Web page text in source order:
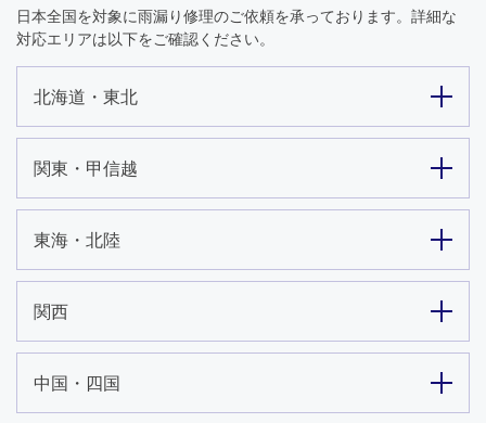
050-1883-0629
日本全国を対象に雨漏り修理のご依頼を承っております。詳細な
対応エリアは以下をご確認ください。
北海道・東北
関東・甲信越
東海・北陸
関西
中国・四国